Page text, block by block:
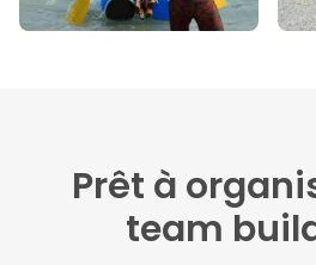
Prêt à
team